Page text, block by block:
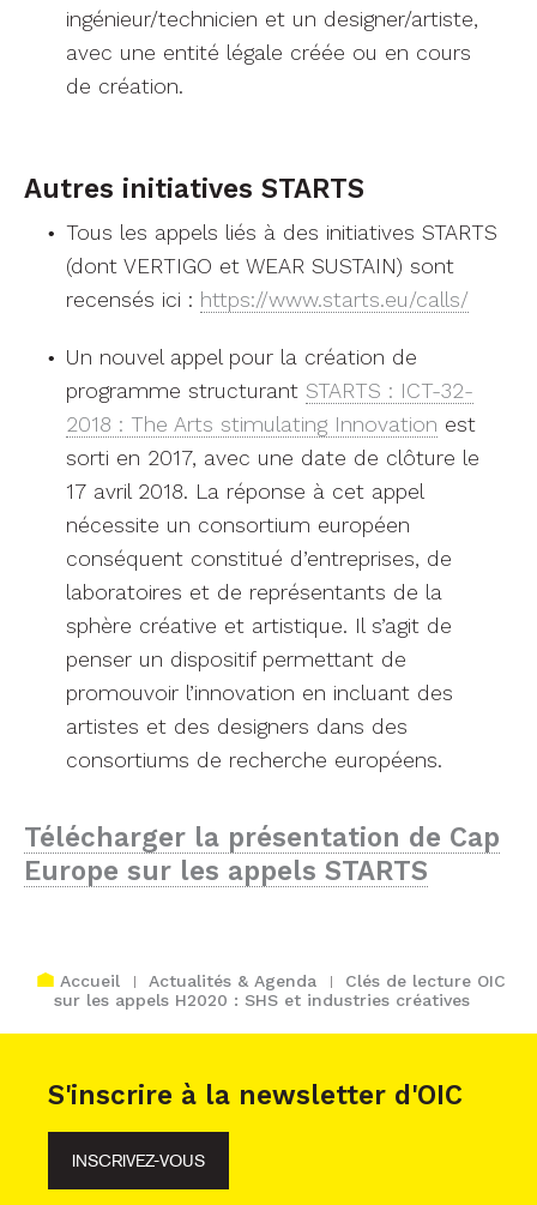
ingénieur/technicien et un designer/artiste,
avec une entité légale créée ou en cours
de création.
Autres initiatives STARTS
Tous les appels liés à des initiatives STARTS
(dont VERTIGO et WEAR SUSTAIN) sont
recensés ici : https://www.starts.eu/calls/
Un nouvel appel pour la création de
programme structurant STARTS : ICT-32-
2018 : The Arts stimulating Innovation est
sorti en 2017, avec une date de clôture le
17 avril 2018. La réponse à cet appel
nécessite un consortium européen
conséquent constitué d’entreprises, de
laboratoires et de représentants de la
sphère créative et artistique. Il s’agit de
penser un dispositif permettant de
promouvoir l’innovation en incluant des
artistes et des designers dans des
consortiums de recherche européens.
Télécharger la présentation de Cap
Europe sur les appels STARTS
Accueil Actualités & Agenda
Clés de lecture OIC
sur les appels H2020 : SHS et industries créatives
S'inscrire à la newsletter d'OIC
INSCRIVEZ-VOUS